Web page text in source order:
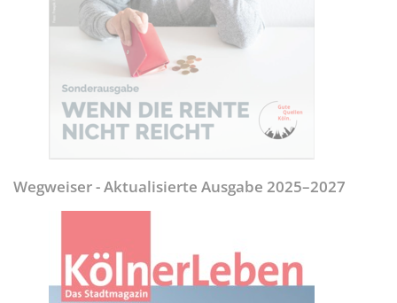
Wegweiser - Aktualisierte Ausgabe 2025–2027